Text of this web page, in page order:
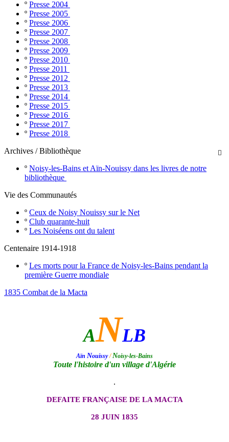
º Presse 2004
º Presse 2005
º Presse 2006
º Presse 2007
º Presse 2008
º Presse 2009
º Presse 2010
º Presse 2011
º Presse 2012
º Presse 2013
º Presse 2014
º Presse 2015
º Presse 2016
º Presse 2017
º Presse 2018

Archives / Bibliothèque
º Noisy-les-Bains et Aïn-Nouissy dans les livres de notre
bibliothèque
Vie des Communautés
º Ceux de Noisy Nouissy sur le Net
º Club quarante-huit
º Les Noiséens ont du talent
Centenaire 1914-1918
º Les morts pour la France de Noisy-les-Bains pendant la
première Guerre mondiale
1835 Combat de la Macta
ANLB
Aïn Nouissy/Noisy-les-Bains
Toute l'histoire d'un village d'Algérie
.
DEFAITE FRANÇAISE DE LA MACTA
28 JUIN 1835